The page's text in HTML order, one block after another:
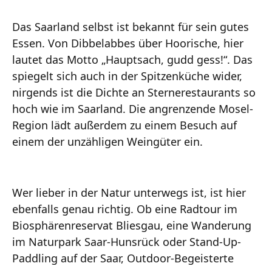
Das Saarland selbst ist bekannt für sein gutes
Essen. Von Dibbelabbes über Hoorische, hier
lautet das Motto „Hauptsach, gudd gess!“. Das
spiegelt sich auch in der Spitzenküche wider,
nirgends ist die Dichte an Sternerestaurants so
hoch wie im Saarland. Die angrenzende Mosel-
Region lädt außerdem zu einem Besuch auf
einem der unzähligen Weingüter ein.
Wer lieber in der Natur unterwegs ist, ist hier
ebenfalls genau richtig. Ob eine Radtour im
Biosphärenreservat Bliesgau, eine Wanderung
im Naturpark Saar-Hunsrück oder Stand-Up-
Paddling auf der Saar, Outdoor-Begeisterte